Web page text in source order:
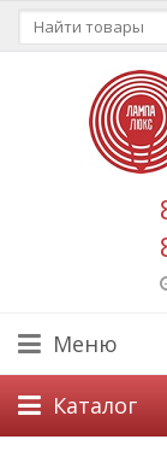
Меню
Каталог